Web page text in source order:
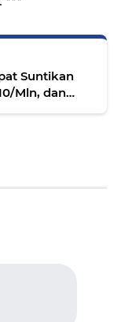
Suntikan
Mln, dan